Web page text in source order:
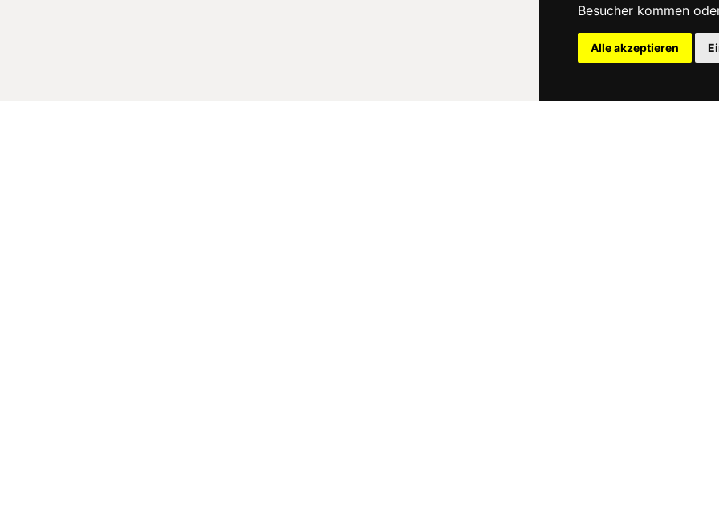
Besucher kommen
Alle akzeptieren